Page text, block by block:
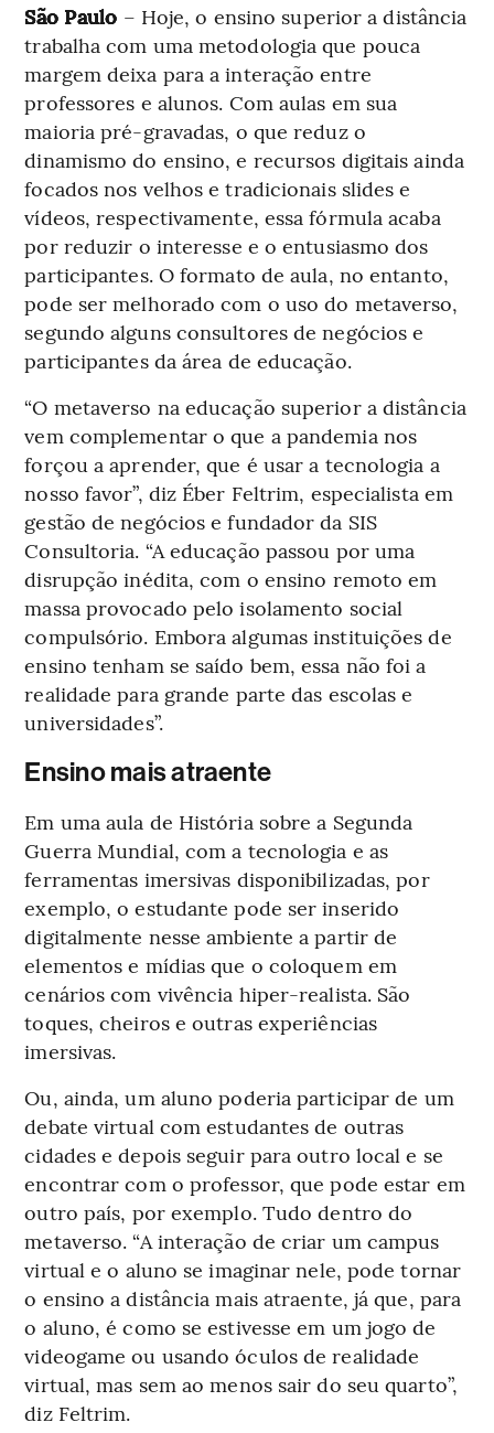
São Paulo – Hoje, o ensino superior a distância
trabalha com uma metodologia que pouca
margem deixa para a interação entre
professores e alunos. Com aulas em sua
maioria pré-gravadas, o que reduz o
dinamismo do ensino, e recursos digitais ainda
focados nos velhos e tradicionais slides e
vídeos, respectivamente, essa fórmula acaba
por reduzir o interesse e o entusiasmo dos
participantes. O formato de aula, no entanto,
pode ser melhorado com o uso do metaverso,
segundo alguns consultores de negócios e
participantes da área de educação.
“O metaverso na educação superior a distância
vem complementar o que a pandemia nos
forçou a aprender, que é usar a tecnologia a
nosso favor”, diz Éber Feltrim, especialista em
gestão de negócios e fundador da SIS
Consultoria. “A educação passou por uma
disrupção inédita, com o ensino remoto em
massa provocado pelo isolamento social
compulsório. Embora algumas instituições de
ensino tenham se saído bem, essa não foi a
realidade para grande parte das escolas e
universidades”.
Ensino mais atraente
Em uma aula de História sobre a Segunda
Guerra Mundial, com a tecnologia e as
ferramentas imersivas disponibilizadas, por
exemplo, o estudante pode ser inserido
digitalmente nesse ambiente a partir de
elementos e mídias que o coloquem em
cenários com vivência hiper-realista. São
toques, cheiros e outras experiências
imersivas.
Ou, ainda, um aluno poderia participar de um
debate virtual com estudantes de outras
cidades e depois seguir para outro local e se
encontrar com o professor, que pode estar em
outro país, por exemplo. Tudo dentro do
metaverso. “A interação de criar um campus
virtual e o aluno se imaginar nele, pode tornar
o ensino a distância mais atraente, já que, para
o aluno, é como se estivesse em um jogo de
videogame ou usando óculos de realidade
virtual, mas sem ao menos sair do seu quarto”,
diz Feltrim.